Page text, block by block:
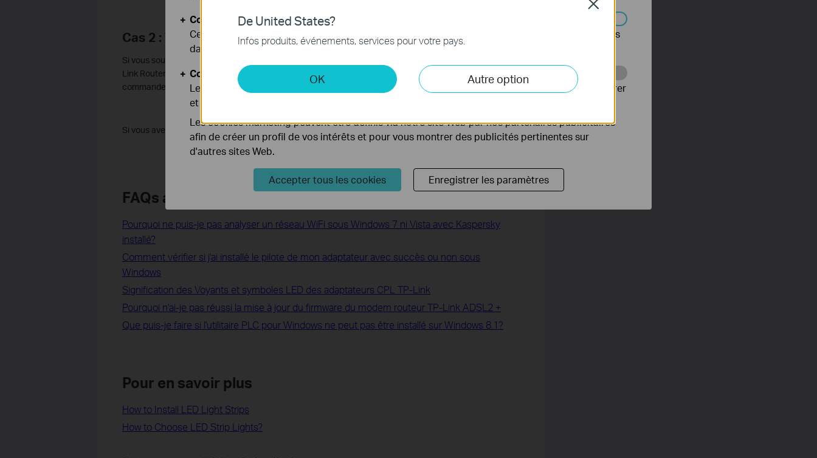
Cas 2 : Via Amazon Alexa
Si vous souhaitez contrôler la lumière LED via Alexa, veuillez vous référer au
Link Router dans l'application Alexa. Vous pourrez ensuite contrôler la lumière LED du Deco à l'aide de
commandes spécifiques (pour plus d'informations, veuillez consulter lelien
Si vous avez besoin d'aide supplémentaire, il est conseillé de contacter
FAQs associées
Pourquoi ne puis-je pas analyser un réseau WiFi sous Windows 7 ni Vista avec Kaspersky
installé?
Comment vérifier si j'ai installé le pilote de mon adaptateur avec succès ou non sous
Windows
Signification des Voyants et symboles LED des adaptateurs CPL TP-Link
Pourquoi n'ai-je pas réussi la mise à jour du firmware du modem routeur TP-Link ADSL2 +
Que puis-je faire si l'utilitaire PLC pour Windows ne peut pas être installé sur Windows 8.1?
Pour en savoir plus
How to Install LED Light Strips
How to Choose LED Strip Lights?
De United States?
Infos produits, événements, services pour votre pays.
OK Autre option
Close
Cookies basiques
Ces cookies sont nécessaires au fonctionnement du site Web et ne peuvent pas être désactivés
dans vos systèmes.
Cookies d'analyse et marketing
Les cookies d'analyse nous permettent d'analyser vos activités sur notre site Web pour améliorer
et ajuster les fonctionnalités de notre site Web.
Les cookies marketing peuvent être définis via notre site Web par nos partenaires publicitaires
afin de créer un profil de vos intérêts et pour vous montrer des publicités pertinentes sur
d'autres sites Web.
Accepter tous les cookies Enregistrer les paramètres